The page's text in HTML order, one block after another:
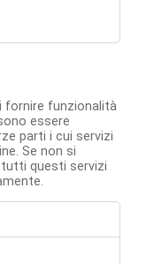
fornire funzionalità
essere
parti i cui servizi
Se non si
questi servizi